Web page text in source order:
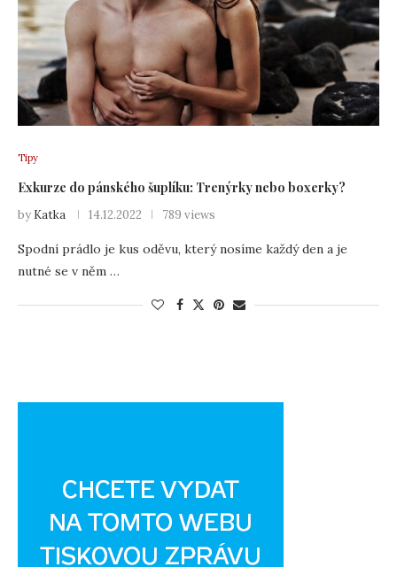
Tipy
Exkurze do pánského šuplíku: Trenýrky nebo boxerky?
by Katka 14.12.2022 789 views
Spodní prádlo je kus oděvu, který nosíme každý den a je
nutné se v něm …